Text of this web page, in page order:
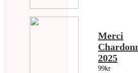
Merci
2025
99kr